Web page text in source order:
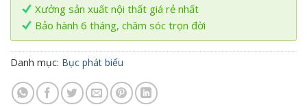
Xưởng sản xuất nội thất giá rẻ nhất
Bảo hành 6 tháng, chăm sóc trọn đời
Danh mục: Bục phát biểu